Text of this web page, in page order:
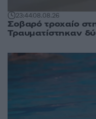
23:4408.08.26
Σοβαρό τροχαίο
Τραυματίστηκαν